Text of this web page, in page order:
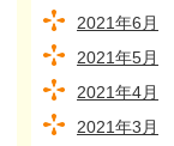
2021年6月
2021年5月
2021年4月
2021年3月